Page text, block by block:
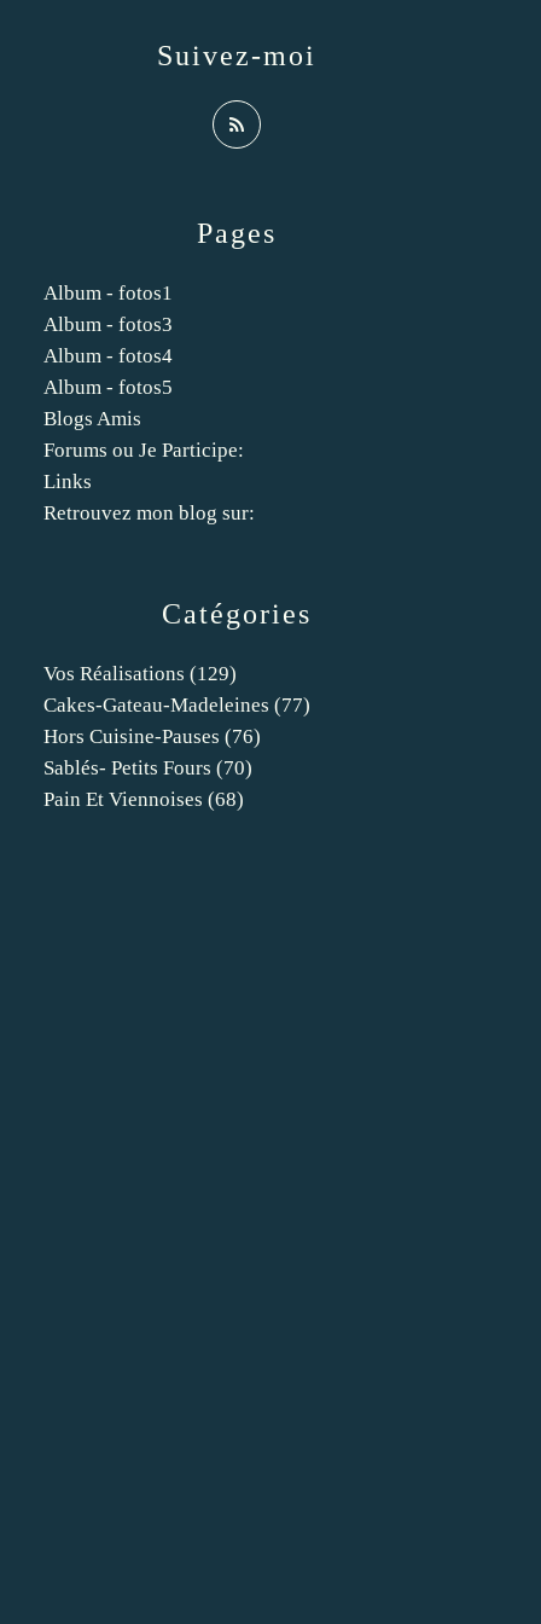
Catégories
Vos Réalisations (129)
Cakes-Gateau-Madeleines (77)
Hors Cuisine-Pauses (76)
Sablés- Petits Fours (70)
Pain Et Viennoises (68)
Pages
Album - fotos1
Album - fotos3
Album - fotos4
Album - fotos5
Blogs Amis
Forums ou Je Participe:
Links
Retrouvez mon blog sur:
Suivez-moi